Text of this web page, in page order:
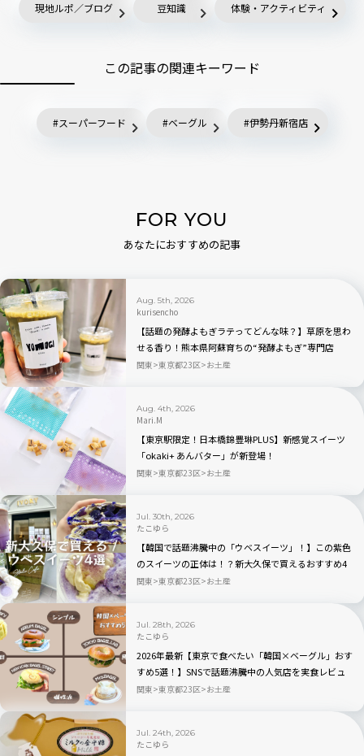
現地ルポ／ブログ 豆知識 体験・アクティビティ
この記事の関連キーワード
スーパーフード ベーグル 伊勢丹新宿店
FOR YOU
あなたにおすすめの記事
Aug. 5th, 2026
kurisencho
【話題の発酵よもぎラテってどんな味？】草原を思わ
せる香り！熊本県阿蘇育ちの“発酵よもぎ”専門店
「BETWEEN by THE YOMOGI STAND」渋谷にオープ
関東 東京都23区 お土産
Aug. 4th, 2026
Mari.M
【東京駅限定！日本橋錦豊琳PLUS】新感覚スイーツ
「okaki+ あんバター」が新登場！
関東 東京都23区 お土産
Jul. 30th, 2026
たこゆら
【韓国で話題沸騰中の「ウベスイーツ」！】この紫色
のスイーツの正体は！？新大久保で買えるおすすめ4
選を実食レビュー
関東 東京都23区 お土産
Jul. 28th, 2026
たこゆら
2026年最新【東京で食べたい「韓国×ベーグル」おす
すめ5選！】SNSで話題沸騰中の人気店を実食レビュ
ー
関東 東京都23区 お土産
Jul. 24th, 2026
たこゆら